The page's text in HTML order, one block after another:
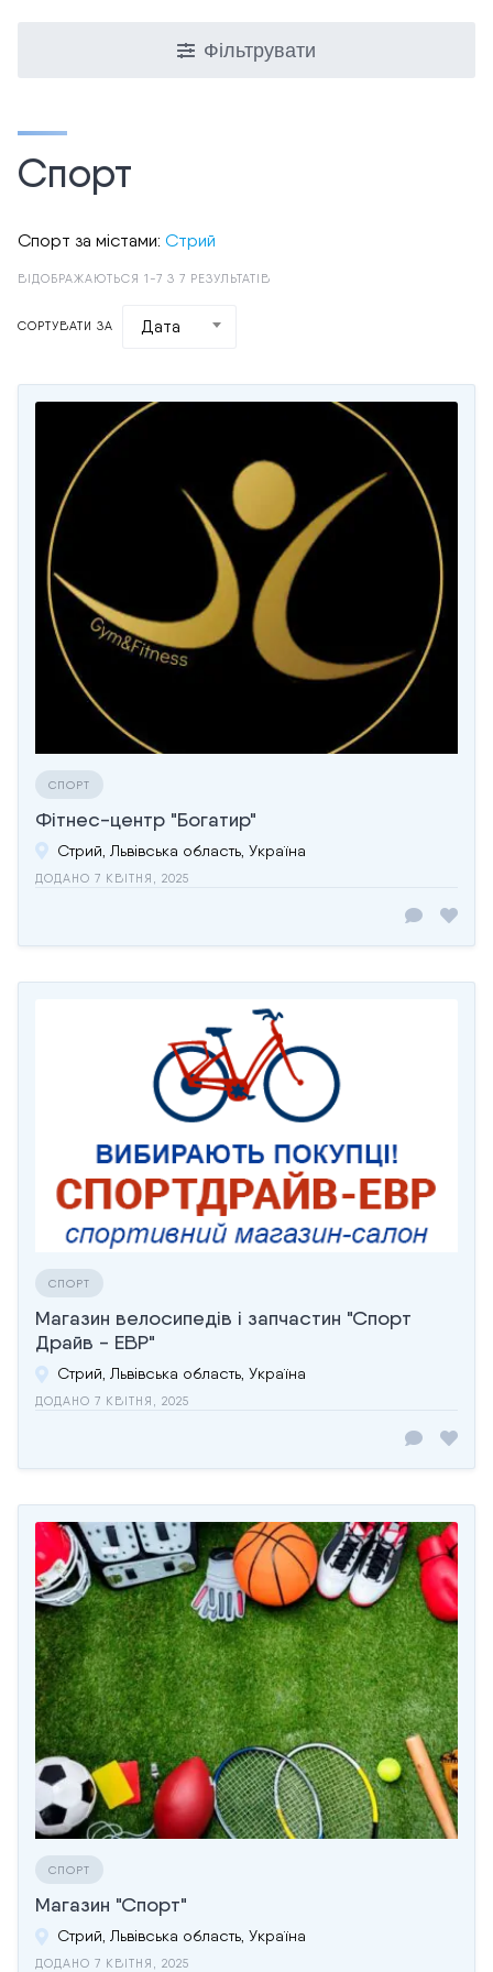
Фільтрувати
Спорт
Спорт за містами: Стрий
ВІДОБРАЖАЮТЬСЯ 1-7 З 7 РЕЗУЛЬТАТІВ
СОРТУВАТИ ЗА Дата
СПОРТ
Фітнес-центр "Богатир"
Стрий, Львівська область, Україна
ДОДАНО 7 КВІТНЯ, 2025
СПОРТ
Магазин велосипедів і запчастин "Спорт
Драйв - ЕВР"
Стрий, Львівська область, Україна
ДОДАНО 7 КВІТНЯ, 2025
СПОРТ
Магазин "Спорт"
Стрий, Львівська область, Україна
ДОДАНО 7 КВІТНЯ, 2025